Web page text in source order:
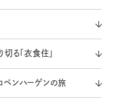
る「衣食住」
ペンハーゲンの旅